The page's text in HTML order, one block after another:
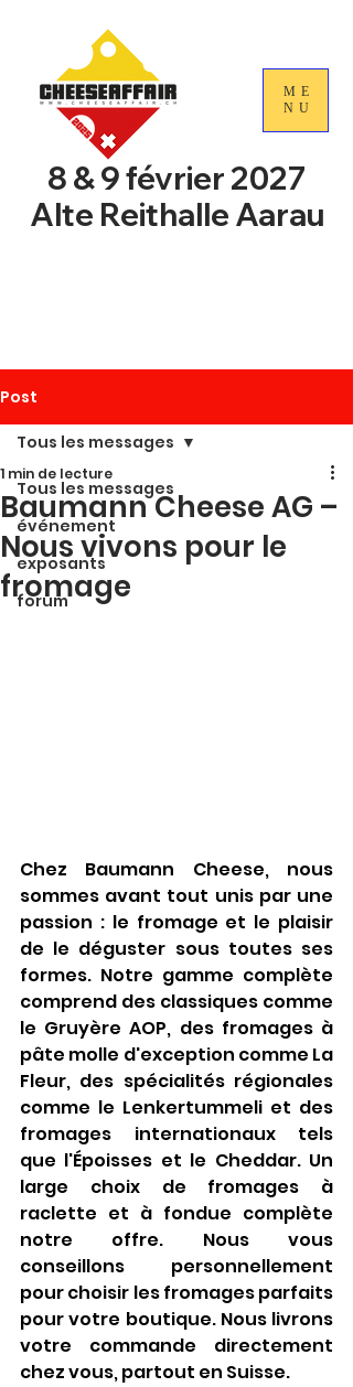
ME
NU
8 & 9 février 2027
Alte Reithalle Aarau
Post
Tous les messages
événement
exposants
forum
Tous les messages
Baumann Cheese AG –
Nous vivons pour le
fromage
1 min de lecture
Chez Baumann Cheese, nous
sommes avant tout unis par une
passion : le fromage et le plaisir
de le déguster sous toutes ses
formes. Notre gamme complète
comprend des classiques comme
le Gruyère AOP, des fromages à
pâte molle d'exception comme La
Fleur, des spécialités régionales
comme le Lenkertummeli et des
fromages internationaux tels
que l'Époisses et le Cheddar. Un
large choix de fromages à
raclette et à fondue complète
notre offre. Nous vous
conseillons personnellement
pour choisir les fromages parfaits
pour votre boutique. Nous livrons
votre commande directement
chez vous, partout en Suisse.